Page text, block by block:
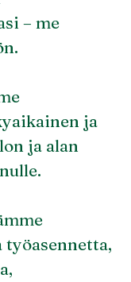
– me
ja
ja alan